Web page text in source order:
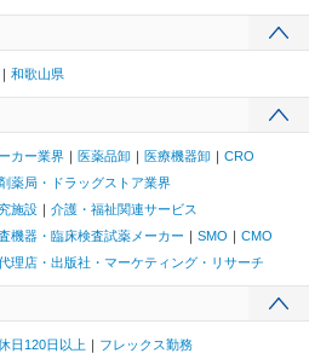
和歌山県
カー業界 医薬品卸 医療機器卸
CRO
薬局・ドラッグストア業界
施設
介護・福祉関連サービス
機器・臨床検査試薬メーカー SMO
CMO
理店・出版社・マーケティング・リサーチ
日120日以上
フレックス勤務